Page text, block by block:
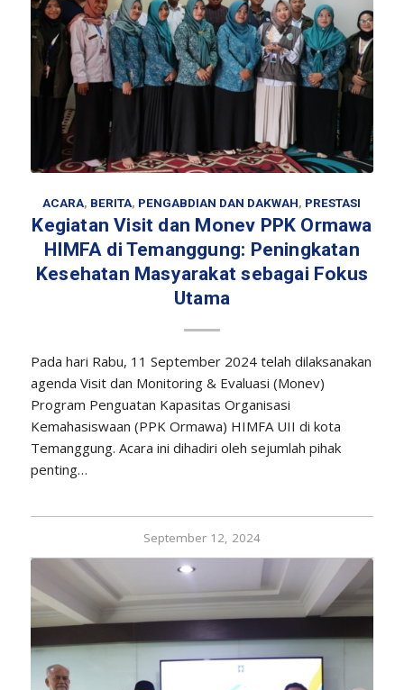
ACARA, BERITA, PENGABDIAN DAN DAKWAH, PRESTASI
Kegiatan Visit dan Monev PPK Ormawa
HIMFA di Temanggung: Peningkatan
Kesehatan Masyarakat sebagai Fokus
Utama
Pada hari Rabu, 11 September 2024 telah dilaksanakan
agenda Visit dan Monitoring & Evaluasi (Monev)
Program Penguatan Kapasitas Organisasi
Kemahasiswaan (PPK Ormawa) HIMFA UII di kota
Temanggung. Acara ini dihadiri oleh sejumlah pihak
penting…
September 12, 2024